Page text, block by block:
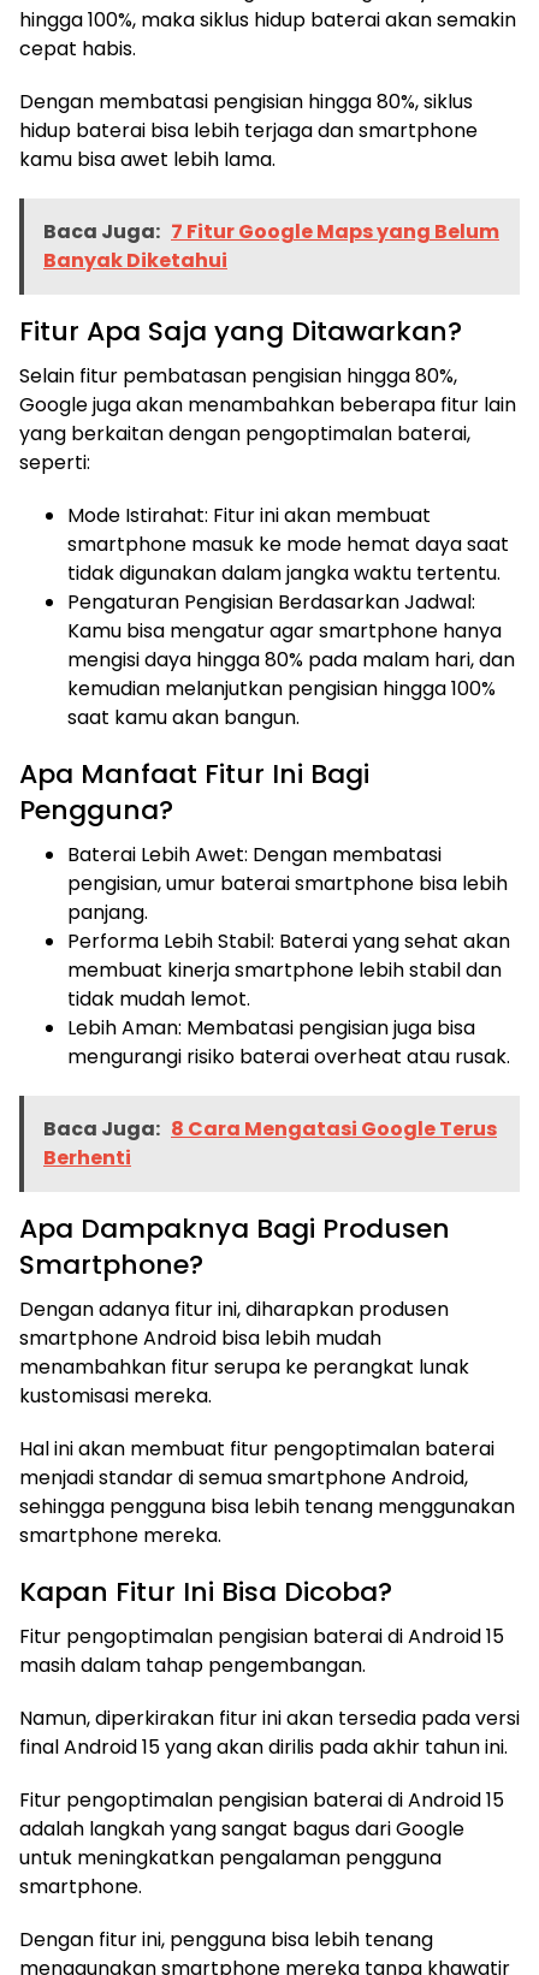
hingga 100%, maka siklus hidup baterai akan semakin
cepat habis.
Dengan membatasi pengisian hingga 80%, siklus
hidup baterai bisa lebih terjaga dan smartphone
kamu bisa awet lebih lama.
Baca Juga: 7 Fitur Google Maps yang Belum
Banyak Diketahui
Fitur Apa Saja yang Ditawarkan?
Selain fitur pembatasan pengisian hingga 80%,
Google juga akan menambahkan beberapa fitur lain
yang berkaitan dengan pengoptimalan baterai,
seperti:
Mode Istirahat: Fitur ini akan membuat
smartphone masuk ke mode hemat daya saat
tidak digunakan dalam jangka waktu tertentu.
Pengaturan Pengisian Berdasarkan Jadwal:
Kamu bisa mengatur agar smartphone hanya
mengisi daya hingga 80% pada malam hari, dan
kemudian melanjutkan pengisian hingga 100%
saat kamu akan bangun.
Apa Manfaat Fitur Ini Bagi
Pengguna?
Baterai Lebih Awet: Dengan membatasi
pengisian, umur baterai smartphone bisa lebih
panjang.
Performa Lebih Stabil: Baterai yang sehat akan
membuat kinerja smartphone lebih stabil dan
tidak mudah lemot.
Lebih Aman: Membatasi pengisian juga bisa
mengurangi risiko baterai overheat atau rusak.
Baca Juga: 8 Cara Mengatasi Google Terus
Berhenti
Apa Dampaknya Bagi Produsen
Smartphone?
Dengan adanya fitur ini, diharapkan produsen
smartphone Android bisa lebih mudah
menambahkan fitur serupa ke perangkat lunak
kustomisasi mereka.
Hal ini akan membuat fitur pengoptimalan baterai
menjadi standar di semua smartphone Android,
sehingga pengguna bisa lebih tenang menggunakan
smartphone mereka.
Kapan Fitur Ini Bisa Dicoba?
Fitur pengoptimalan pengisian baterai di Android 15
masih dalam tahap pengembangan.
Namun, diperkirakan fitur ini akan tersedia pada versi
final Android 15 yang akan dirilis pada akhir tahun ini.
Fitur pengoptimalan pengisian baterai di Android 15
adalah langkah yang sangat bagus dari Google
untuk meningkatkan pengalaman pengguna
smartphone.
Dengan fitur ini, pengguna bisa lebih tenang
menggunakan smartphone mereka tanpa khawatir